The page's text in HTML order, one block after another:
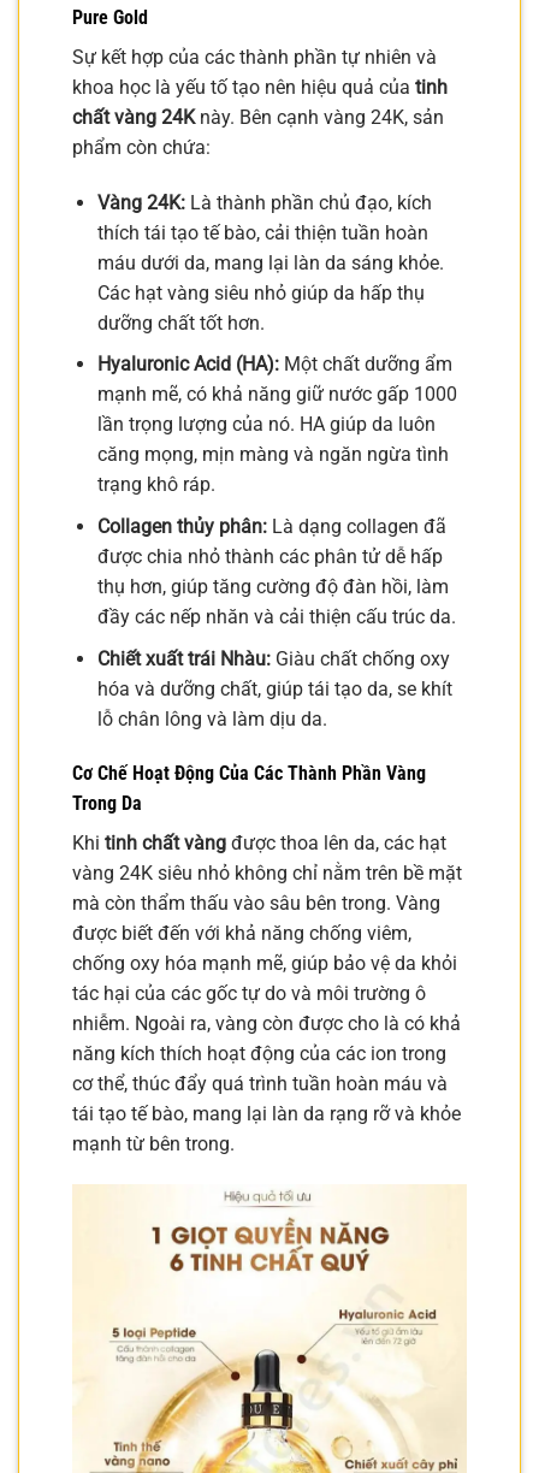
Pure Gold
Sự kết hợp của các thành phần tự nhiên và
khoa học là yếu tố tạo nên hiệu quả của tinh
chất vàng 24Knày. Bên cạnh vàng 24K, sản
phẩm còn chứa:
Vàng 24K:Là thành phần chủ đạo, kích
thích tái tạo tế bào, cải thiện tuần hoàn
máu dưới da, mang lại làn da sáng khỏe.
Các hạt vàng siêu nhỏ giúp da hấp thụ
dưỡng chất tốt hơn.
Hyaluronic Acid (HA):Một chất dưỡng ẩm
mạnh mẽ, có khả năng giữ nước gấp 1000
lần trọng lượng của nó. HA giúp da luôn
căng mọng, mịn màng và ngăn ngừa tình
trạng khô ráp.
Collagen thủy phân:Là dạng collagen đã
được chia nhỏ thành các phân tử dễ hấp
thụ hơn, giúp tăng cường độ đàn hồi, làm
đầy các nếp nhăn và cải thiện cấu trúc da.
Chiết xuất trái Nhàu:Giàu chất chống oxy
hóa và dưỡng chất, giúp tái tạo da, se khít
lỗ chân lông và làm dịu da.
Cơ Chế Hoạt Động Của Các Thành Phần Vàng
Trong Da
Khi tinh chất vàng được thoa lên da, các hạt
vàng 24K siêu nhỏ không chỉ nằm trên bề mặt
mà còn thẩm thấu vào sâu bên trong. Vàng
được biết đến với khả năng chống viêm,
chống oxy hóa mạnh mẽ, giúp bảo vệ da khỏi
tác hại của các gốc tự do và môi trường ô
nhiễm. Ngoài ra, vàng còn được cho là có khả
năng kích thích hoạt động của các ion trong
cơ thể, thúc đẩy quá trình tuần hoàn máu và
tái tạo tế bào, mang lại làn da rạng rỡ và khỏe
mạnh từ bên trong.